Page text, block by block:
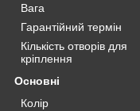
Вага
Гарантійний термін
Кількість отворів для
кріплення
Основні
Колір